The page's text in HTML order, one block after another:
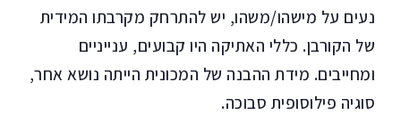
נעים על מישהו/משהו, יש להתרחק מקרבתו המידית
של הקורבן. כללי האתיקה היו קבועים, ענייניים
ומחייבים. מידת ההבנה של המכונית הייתה נושא אחר,
סוגיה פילוסופית סבוכה.